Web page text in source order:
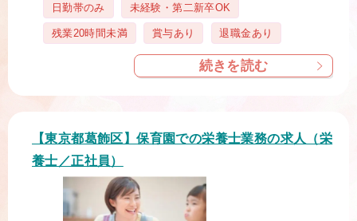
日勤帯のみ 未経験・第二新卒OK
残業20時間未満 賞与あり 退職金あり
続きを読む
【東京都葛飾区】保育園での栄養士業務の求人（栄
養士／正社員）